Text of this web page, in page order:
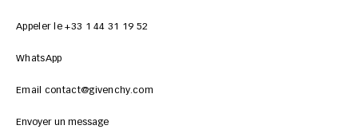
Appeler le +33 1 44 31 19 52
WhatsApp
Email contact@givenchy.com
Envoyer un message